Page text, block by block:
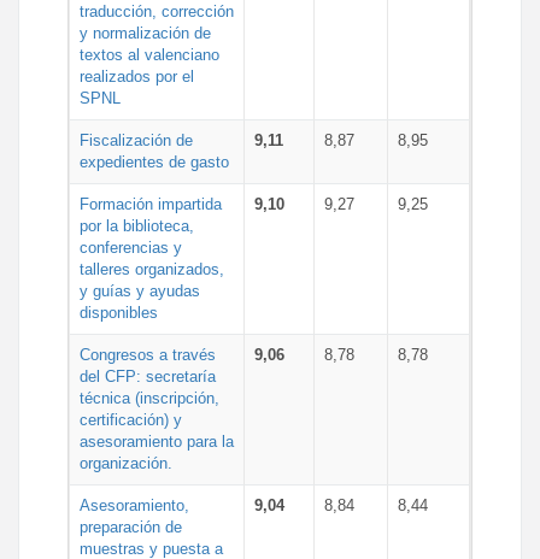
traducción, corrección
y normalización de
textos al valenciano
realizados por el
SPNL
Fiscalización de
expedientes de gasto
9,11 8,87 8,95
Formación impartida
por la biblioteca,
conferencias y
talleres organizados,
y guías y ayudas
disponibles
9,10 9,27 9,25
Congresos a través
del CFP: secretaría
técnica (inscripción,
certificación) y
asesoramiento para la
organización.
9,06 8,78 8,78
Asesoramiento,
preparación de
muestras y puesta a
9,04 8,84 8,44